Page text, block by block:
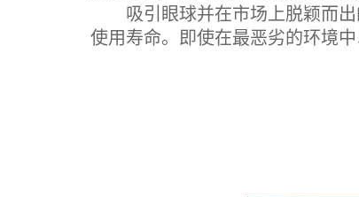
吸引眼球并在市场上脱颖而出
使用寿命。即使在最恶劣的环境